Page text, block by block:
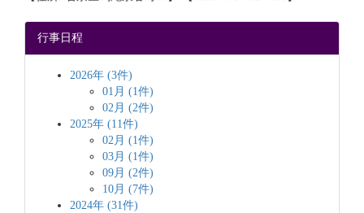
行事日程
2026年 (3件)
01月 (1件)
02月 (2件)
2025年 (11件)
02月 (1件)
03月 (1件)
09月 (2件)
10月 (7件)
2024年 (31件)